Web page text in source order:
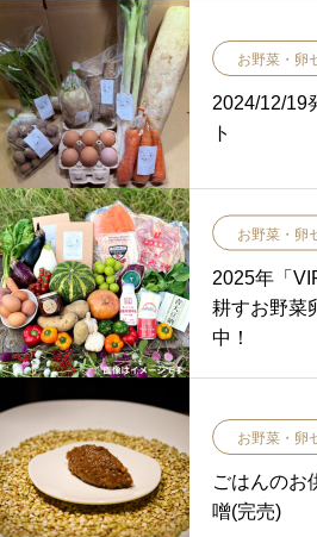
お野菜・卵
2024/12/19
ト
お野菜・卵
2025年「
耕すお野菜
中！
お野菜・卵
ごはんの
噌(完売)